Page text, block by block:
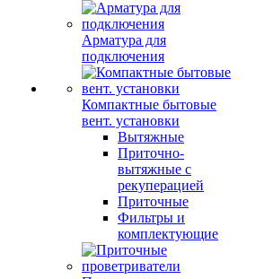
Арматура для
подключения
Компактные бытовые
вент. установки
Вытяжные
Приточно-
вытяжные с
рекуперацией
Приточные
Фильтры и
комплектующие